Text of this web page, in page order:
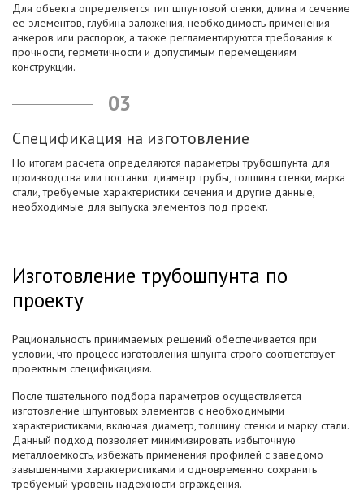
Для объекта определяется тип шпунтовой стенки, длина и сечение
ее элементов, глубина заложения, необходимость применения
анкеров или распорок, а также регламентируются требования к
прочности, герметичности и допустимым перемещениям
конструкции.
03
Спецификация на изготовление
По итогам расчета определяются параметры трубошпунта для
производства или поставки: диаметр трубы, толщина стенки, марка
стали, требуемые характеристики сечения и другие данные,
необходимые для выпуска элементов под проект.
Изготовление трубошпунта по
проекту
Рациональность принимаемых решений обеспечивается при
условии, что процесс изготовления шпунта строго соответствует
проектным спецификациям.
После тщательного подбора параметров осуществляется
изготовление шпунтовых элементов с необходимыми
характеристиками, включая диаметр, толщину стенки и марку стали.
Данный подход позволяет минимизировать избыточную
металлоемкость, избежать применения профилей с заведомо
завышенными характеристиками и одновременно сохранить
требуемый уровень надежности ограждения.